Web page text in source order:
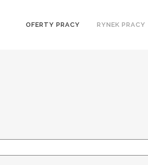
OFERTY PRACY RYNEK PRACY